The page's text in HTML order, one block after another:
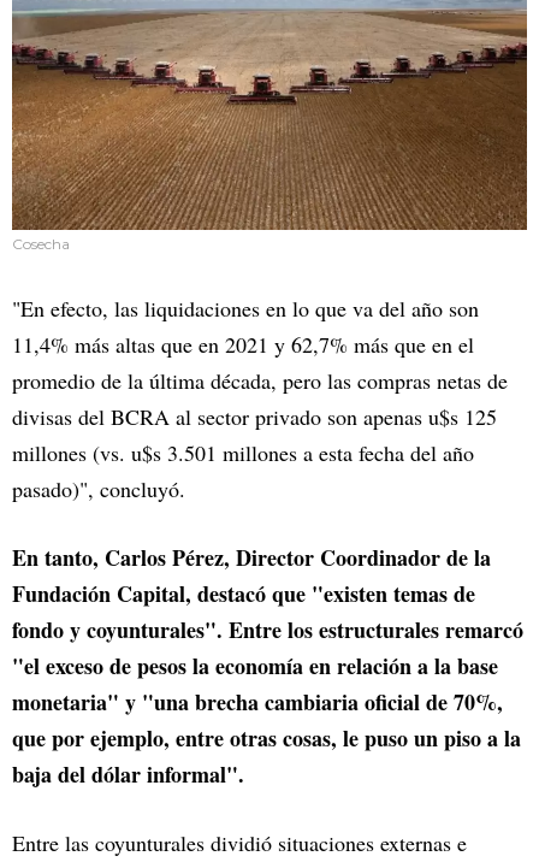
Cosecha
"En efecto, las liquidaciones en lo que va del año son
11,4% más altas que en 2021 y 62,7% más que en el
promedio de la última década, pero las compras netas de
divisas del BCRA al sector privado son apenas u$s 125
millones (vs. u$s 3.501 millones a esta fecha del año
pasado)", concluyó.
En tanto, Carlos Pérez, Director Coordinador de la
Fundación Capital, destacó que "existen temas de
fondo y coyunturales". Entre los estructurales remarcó
"el exceso de pesos la economía en relación a la base
monetaria" y "una brecha cambiaria oficial de 70%,
que por ejemplo, entre otras cosas, le puso un piso a la
baja del dólar informal".
Entre las coyunturales dividió situaciones externas e